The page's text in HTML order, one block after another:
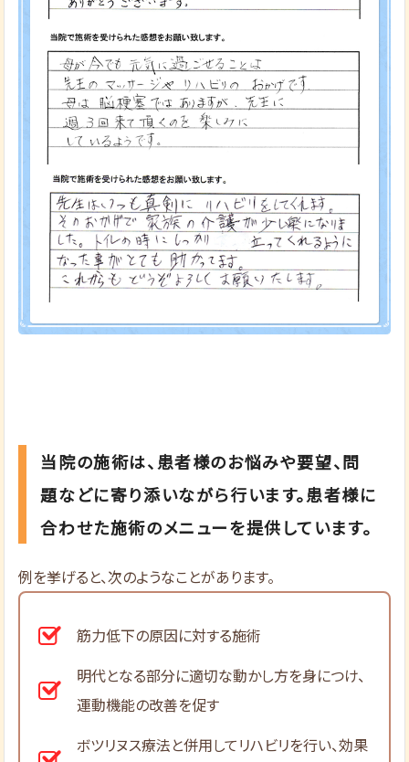
当院の施術は、患者様のお悩みや要望、問
題などに寄り添いながら行います。患者様に
合わせた施術のメニューを提供しています。
例を挙げると、次のようなことがあります。
筋力低下の原因に対する施術
明代となる部分に適切な動かし方を身につけ、
運動機能の改善を促す
ボツリヌス療法と併用してリハビリを行い、効果